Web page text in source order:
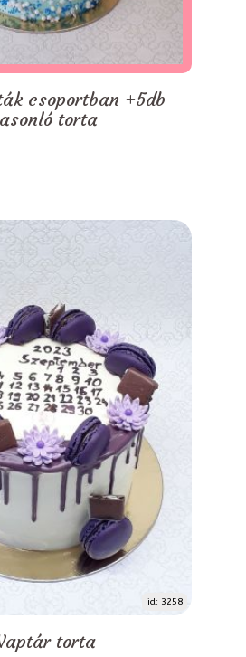
csoportban +5db
torta
id: 3258
torta